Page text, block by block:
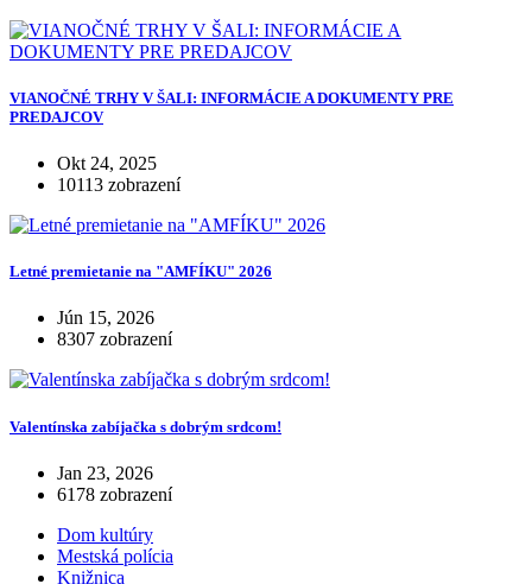
VIANOČNÉ TRHY V ŠALI: INFORMÁCIE A DOKUMENTY PRE
PREDAJCOV
Okt 24, 2025
10113 zobrazení
Letné premietanie na "AMFÍKU" 2026
Jún 15, 2026
8307 zobrazení
Valentínska zabíjačka s dobrým srdcom!
Jan 23, 2026
6178 zobrazení
Dom kultúry
Mestská polícia
Knižnica